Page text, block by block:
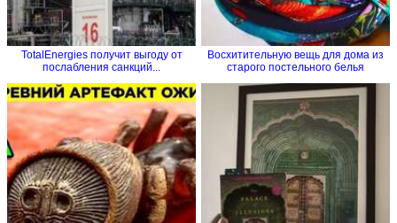
TotalEnergies получит выгоду от
послабления санкций...
Восхитительную вещь для дома из
старого постельного белья